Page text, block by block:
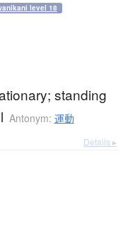
level 18
standing
Antonym: 運動
Details ▸